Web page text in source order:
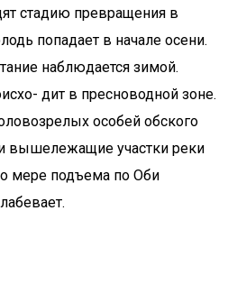
стадию превращения в
попадает в начале осени.
наблюдается зимой.
дит в пресноводной зоне.
особей обского
вышележащие участки реки
мере подъема по Оби